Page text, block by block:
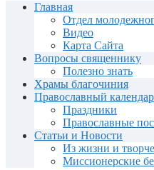
Главная
Отдел
Видео
Карта Сайта
Вопросы священнику
Полезно знать
Храмы благочиния
Православный
Праздники
Православные
Статьи и Новости
Из жизни и
Миссионерские